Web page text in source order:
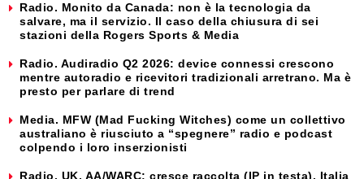
Radio. Monito da Canada: non è la tecnologia da
salvare, ma il servizio. Il caso della chiusura di sei
stazioni della Rogers Sports & Media
Radio. Audiradio Q2 2026: device connessi crescono
mentre autoradio e ricevitori tradizionali arretrano. Ma è
presto per parlare di trend
Media. MFW (Mad Fucking Witches) come un collettivo
australiano è riusciuto a “spegnere” radio e podcast
colpendo i loro inserzionisti
Radio. UK, AA/WARC: cresce raccolta (IP in testa). Italia